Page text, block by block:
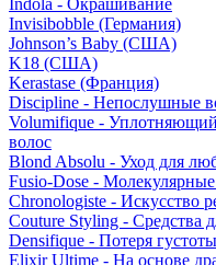
Indola - Окрашивание
Invisibobble (Германия)
Johnson’s Baby (США)
K18 (США)
Kerastase (Франция)
Discipline - Непослушные
Volumifique - Уплотняющий
волос
Blond Absolu - Уход для
Fusio-Dose -
Chronologiste - Искусство
Couture Styling - Средства
Densifique - Потеря
Elixir Ultime - На основе